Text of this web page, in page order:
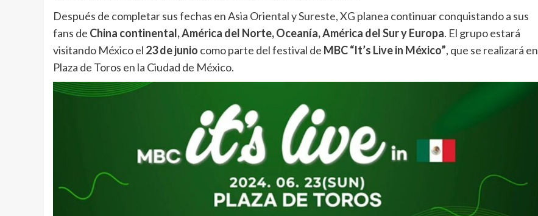
Después de completar sus fechas en Asia Oriental y Sureste, XG planea continuar conquistando a sus
fans de China continental, América del Norte, Oceanía, América del Sur y Europa. El grupo estará
visitando México el 23 de junio como parte del festival de MBC “It’s Live in México”, que se realizará en
Plaza de Toros en la Ciudad de México.